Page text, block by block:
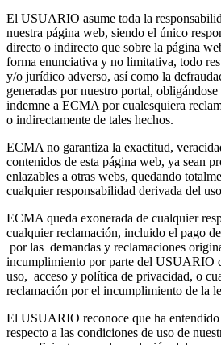
El USUARIO asume toda la
nuestra página web, siendo el único
directo o indirecto que sobre la página
forma enunciativa y no limitativa, todo
y/o jurídico adverso, así como la
generadas por nuestro portal,
indemne a ECMA por cualesquiera
o indirectamente de tales hechos.
ECMA no garantiza la exactitud,
contenidos de esta página web, ya sean
enlazables a otras webs, quedando
cualquier responsabilidad derivada del
ECMA queda exonerada de cualquier
cualquier reclamación, incluido el pago
por las demandas y reclamaciones
incumplimiento por parte del USUARIO
uso, acceso y política de privacidad, o
reclamación por el incumplimiento de la
El USUARIO reconoce que ha
respecto a las condiciones de uso de